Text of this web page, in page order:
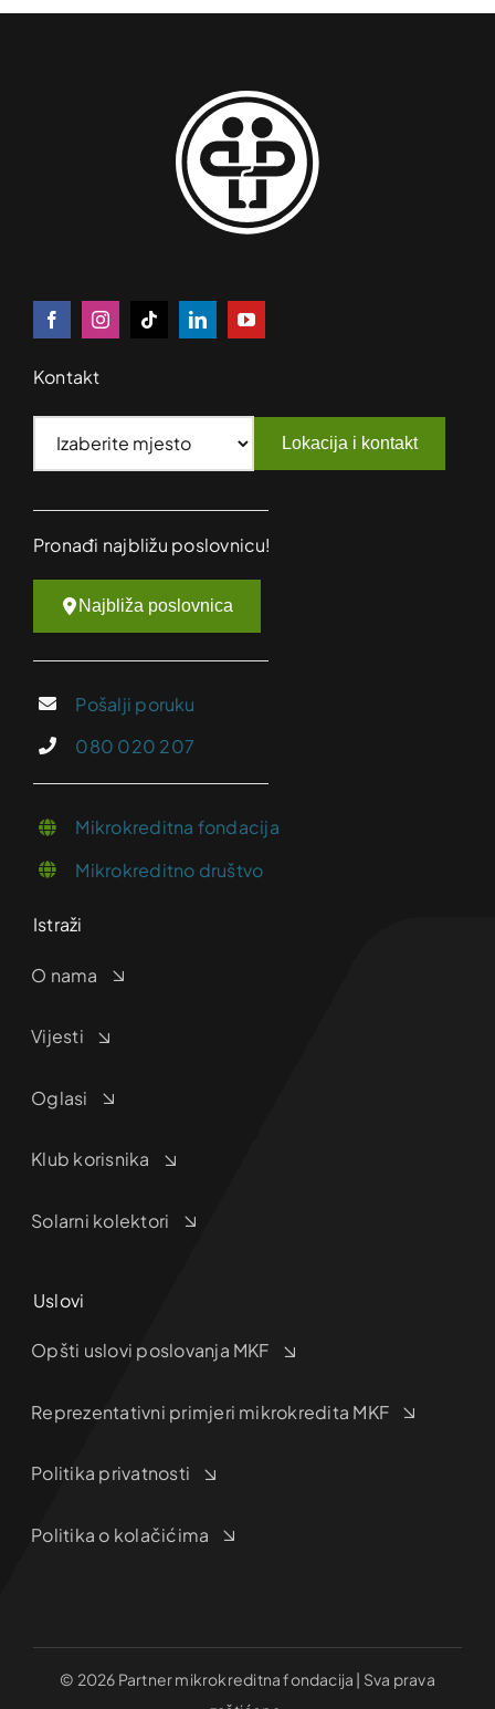
Kontakt
Lokacija i kontakt
Pronađi najbližu poslovnicu!
Najbliža poslovnica
Pošalji poruku
080 020 207
Mikrokreditna fondacija
Mikrokreditno društvo
Istraži
O nama
Vijesti
Oglasi
Klub korisnika
Solarni kolektori
Uslovi
Opšti uslovi poslovanja MKF
Reprezentativni primjeri mikrokredita MKF
Politika privatnosti
Politika o kolačićima
© 2026 Partner mikrokreditna fondacija | Sva prava